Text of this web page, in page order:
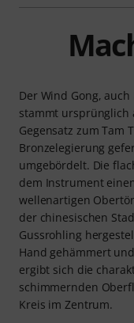
Der Wind Gong,
stammt ursprünglich
Gegensatz zum Tam
Bronzelegierung
umgebördelt. Die
dem Instrument
wellenartigen
der chinesischen
Gussrohling
Hand gehämmert
ergibt sich die
schimmernden
Kreis im Zentrum.